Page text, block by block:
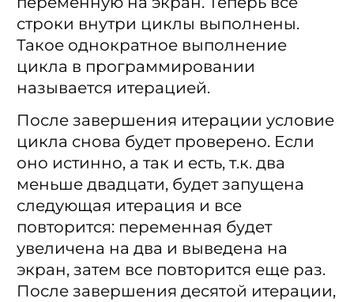
строки внутри циклы выполнены.
Такое однократное выполнение
цикла в программировании
называется итерацией.
После завершения итерации условие
цикла снова будет проверено. Если
оно истинно, а так и есть, т.к. два
меньше двадцати, будет запущена
следующая итерация и все
повторится: переменная будет
увеличена на два и выведена на
экран, затем все повторится еще раз.
После завершения десятой итерации,